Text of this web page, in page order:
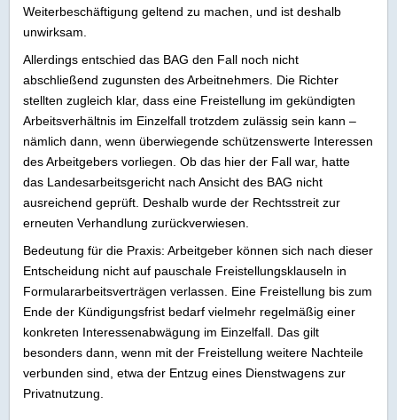
Weiterbeschäftigung geltend zu machen, und ist deshalb
unwirksam.
Allerdings entschied das BAG den Fall noch nicht
abschließend zugunsten des Arbeitnehmers. Die Richter
stellten zugleich klar, dass eine Freistellung im gekündigten
Arbeitsverhältnis im Einzelfall trotzdem zulässig sein kann –
nämlich dann, wenn überwiegende schützenswerte Interessen
des Arbeitgebers vorliegen. Ob das hier der Fall war, hatte
das Landesarbeitsgericht nach Ansicht des BAG nicht
ausreichend geprüft. Deshalb wurde der Rechtsstreit zur
erneuten Verhandlung zurückverwiesen.
Bedeutung für die Praxis: Arbeitgeber können sich nach dieser
Entscheidung nicht auf pauschale Freistellungsklauseln in
Formulararbeitsverträgen verlassen. Eine Freistellung bis zum
Ende der Kündigungsfrist bedarf vielmehr regelmäßig einer
konkreten Interessenabwägung im Einzelfall. Das gilt
besonders dann, wenn mit der Freistellung weitere Nachteile
verbunden sind, etwa der Entzug eines Dienstwagens zur
Privatnutzung.